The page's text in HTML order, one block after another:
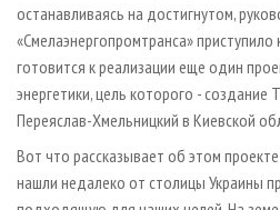
останавливаясь на достигнутом,
«Смелаэнергопромтранса»
готовится к реализации еще один
энергетики, цель которого -
Переяслав-Хмельницкий в Киевской
Вот что рассказывает об этом
нашли недалеко от столицы Украины